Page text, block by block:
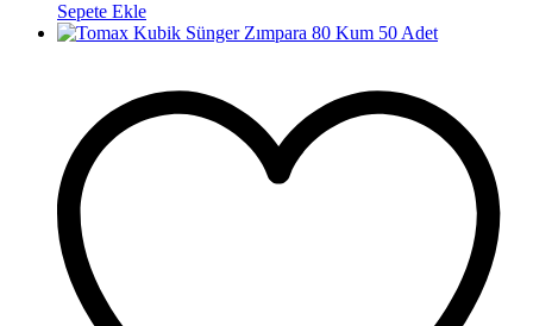
Sepete Ekle